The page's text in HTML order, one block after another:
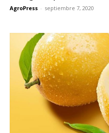
AgroPress - septiembre 7, 2020